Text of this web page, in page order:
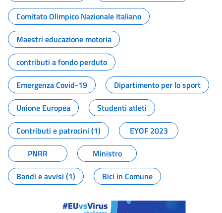
Comitato Olimpico Nazionale Italiano
Maestri educazione motoria
contributi a fondo perduto
Emergenza Covid-19
Dipartimento per lo sport
Unione Europea
Studenti atleti
Contributi e patrocini (1)
EYOF 2023
PNRR
Ministro
Bandi e avvisi (1)
Bici in Comune